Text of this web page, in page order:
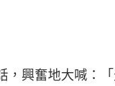
興奮地大喊：